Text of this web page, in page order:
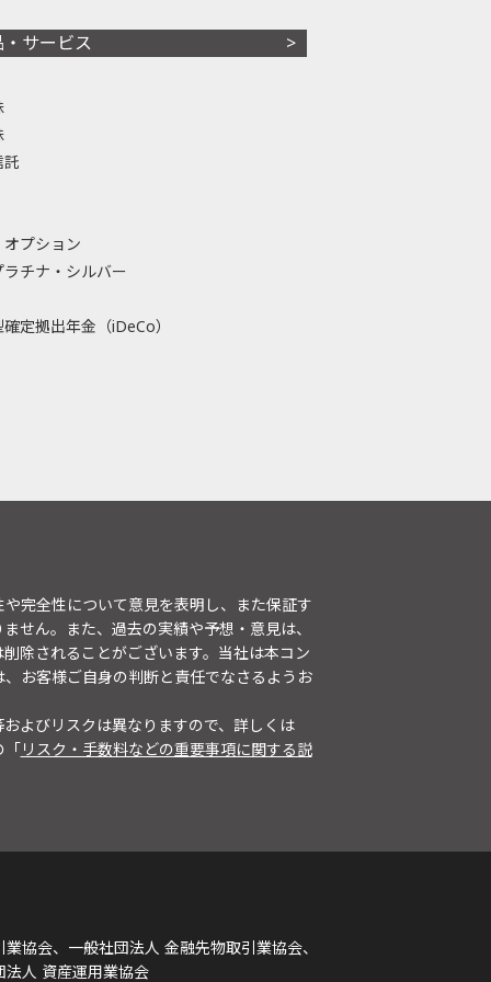
・サービス
託
プション
ラチナ・シルバー
定拠出年金（iDeCo）
完全性について意見を表明し、また保証す
せん。また、過去の実績や予想・意見は、
除されることがございます。当社は本コン
お客様ご自身の判断と責任でなさるようお
よびリスクは異なりますので、詳しくは
「リスク・手数料などの重要事項に関する説
協会、一般社団法人 金融先物取引業協会、
人 資産運用業協会